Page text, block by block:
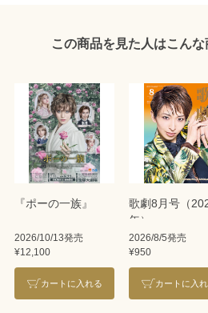
この商品を見た人はこん
『ポーの一族』
2026/10/13発売
¥12,100
カートに入れる
歌劇8月号（
年）
2026/8/5発売
¥950
カートに入